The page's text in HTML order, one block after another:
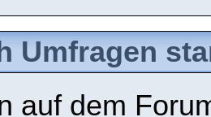
Umfragen
auf dem